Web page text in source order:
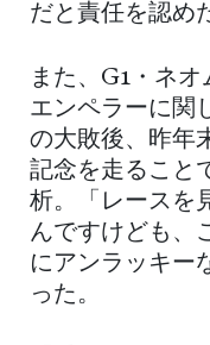
だと責任を認め
また、G1・ネ
エンペラーに関
の大敗後、昨年
記念を走ること
析。「レースを
んですけども、
にアンラッキー
った。